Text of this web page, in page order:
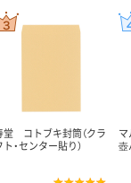
堂 コトブキ封筒（クラ
ト・センター貼り）
壺